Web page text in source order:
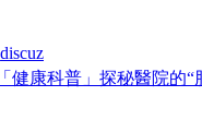
discuz
「健康科普」探秘醫院的“